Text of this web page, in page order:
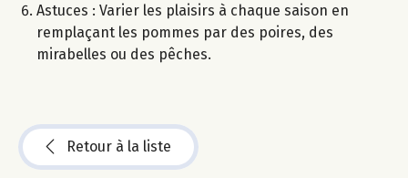
Astuces : Varier les plaisirs à chaque saison en
remplaçant les pommes par des poires, des
mirabelles ou des pêches.
Retour à la liste